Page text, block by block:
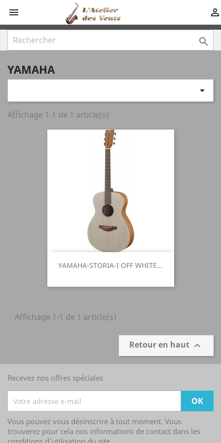
 

YAMAHA

Affichage 1-1 de 1 article(s)
YAMAHA-STORIA-I OFF WHITE...
Affichage 1-1 de 1 article(s)
Retour en haut 
Recevez nos offres spéciales
Vous pouvez vous désinscrire à tout moment. Vous
trouverez pour cela nos informations de contact dans les
conditions d'utilisation du site.